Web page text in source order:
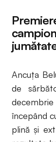
Ancuța
de
începând
plină și